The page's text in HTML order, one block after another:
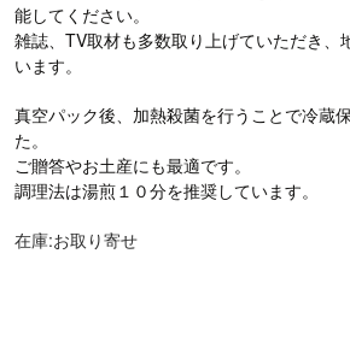
能してください。
雑誌、TV取材も多数取り上げていただき、
います。
真空パック後、加熱殺菌を行うことで冷蔵
た。
ご贈答やお土産にも最適です。
調理法は湯煎１０分を推奨しています。
在庫:お取り寄せ